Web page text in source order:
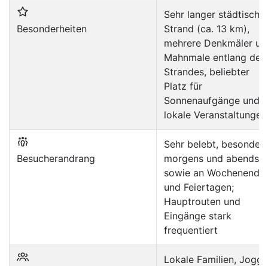
Besonderheiten
Sehr langer städtischer
Strand (ca. 13 km),
mehrere Denkmäler
Mahnmale entlang des
Strandes, beliebter
Platz für
Sonnenaufgänge und
lokale Veranstaltungen
Besucherandrang
Sehr belebt, besonders
morgens und abends
sowie an
und Feiertagen;
Hauptrouten und
Eingänge stark
frequentiert
Lokale Familien,